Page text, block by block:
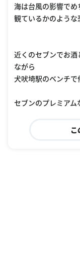
海は台風の影響で
観ているかのような
近くのセブンでお
ながら
犬吠埼駅のベンチで
セブンのプレミアム